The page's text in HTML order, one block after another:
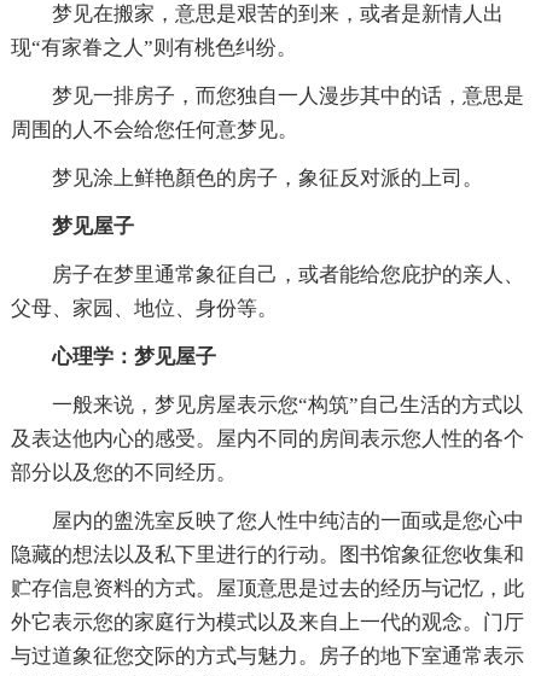
梦见在搬家，意思是艰苦的到来，或者是新情人出
现“有家眷之人”则有桃色纠纷。
梦见一排房子，而您独自一人漫步其中的话，意思是
周围的人不会给您任何意梦见。
梦见涂上鲜艳顏色的房子，象征反对派的上司。
梦见屋子
房子在梦里通常象征自己，或者能给您庇护的亲人、
父母、家园、地位、身份等。
心理学：梦见屋子
一般来说，梦见房屋表示您“构筑”自己生活的方式以
及表达他内心的感受。屋内不同的房间表示您人性的各个
部分以及您的不同经历。
屋内的盥洗室反映了您人性中纯洁的一面或是您心中
隐藏的想法以及私下里进行的行动。图书馆象征您收集和
贮存信息资料的方式。屋顶意思是过去的经历与记忆，此
外它表示您的家庭行为模式以及来自上一代的观念。门厅
与过道象征您交际的方式与魅力。房子的地下室通常表示